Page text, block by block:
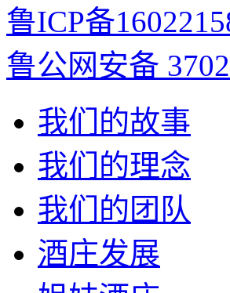
鲁ICP备
鲁公网安备
我们的故事
我们的理念
我们的团队
酒庄发展